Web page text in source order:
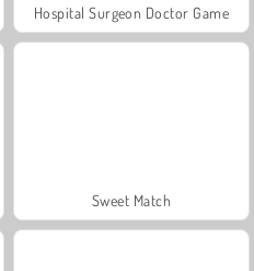
Hospital Surgeon Doctor Game
Sweet Match